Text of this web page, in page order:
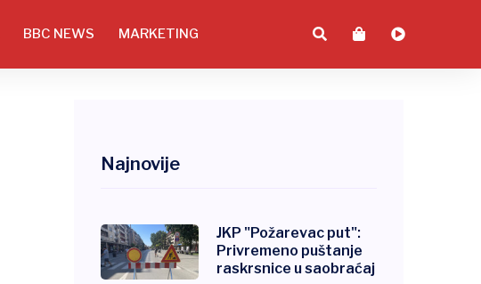
BBC NEWS MARKETING
Najnovije
JKP "Požarevac put":
Privremeno puštanje
raskrsnice u saobraćaj